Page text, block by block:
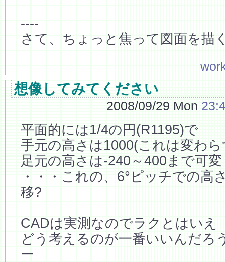
----
さて、ちょっと焦って図面を描
想像してみてください
2008/09/29 Mon
平面的には1/4の円(R1195)で
手元の高さは1000(これは変わ
足元の高さは-240～400まで可変
・・・これの、6°ピッチでの高
移?
CADは実測なのでラクとはいえ
どう考えるのが一番いいんだろ
ー